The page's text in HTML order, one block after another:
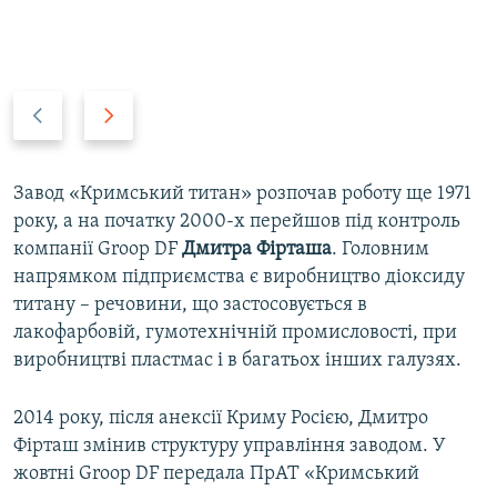
v
i
o
u
s
s
l
d
e
t
s
l
i
e
Завод «Кримський титан» розпочав роботу ще 1971
року, а на початку 2000-х перейшов під контроль
компанії Groop DF Дмитра Фірташа. Головним
напрямком підприємства є виробництво діоксиду
титану – речовини, що застосовується в
лакофарбовій, гумотехнічній промисловості, при
виробництві пластмас і в багатьох інших галузях.​
2014 року, після анексії Криму Росією, Дмитро
Фірташ змінив структуру управління заводом. У
жовтні Groop DF передала ПрАТ «Кримський